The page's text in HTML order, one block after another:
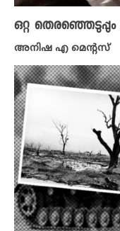
ഒറ്റ തെരഞ്ഞെടുപ്പും
അനിഷ എ മെന്റസ്